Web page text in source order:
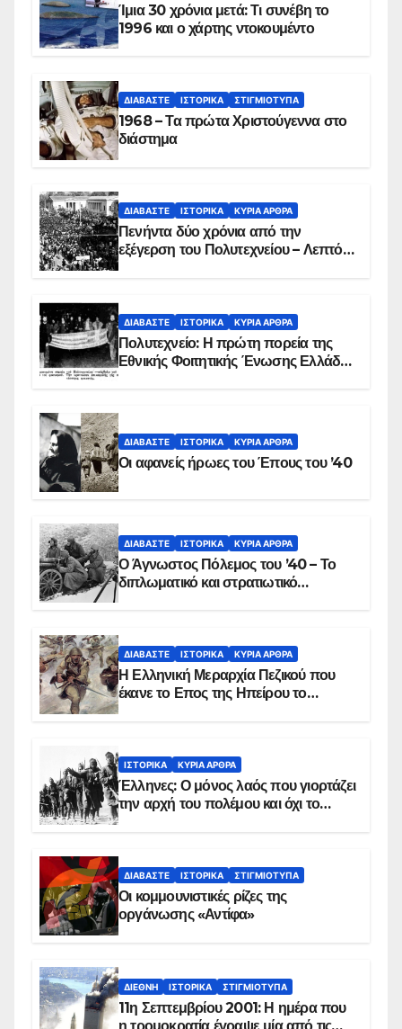
Ίμια 30 χρόνια μετά: Τι συνέβη το
1996 και ο χάρτης ντοκουμέντο
ΔΙΑΒΆΣΤΕ ΙΣΤΟΡΙΚΆ ΣΤΙΓΜΙΌΤΥΠΑ
1968 – Τα πρώτα Χριστούγεννα στο
διάστημα
ΔΙΑΒΆΣΤΕ ΙΣΤΟΡΙΚΆ ΚΥΡΙΑ ΑΡΘΡΑ
Πενήντα δύο χρόνια από την
εξέγερση του Πολυτεχνείου – Λεπτό
ΔΙΑΒΆΣΤΕ ΙΣΤΟΡΙΚΆ ΚΥΡΙΑ ΑΡΘΡΑ
Πολυτεχνείο: Η πρώτη πορεία της
Εθνικής Φοιτητικής Ένωσης Ελλάδος
ΔΙΑΒΆΣΤΕ ΙΣΤΟΡΙΚΆ ΚΥΡΙΑ ΑΡΘΡΑ
Οι αφανείς ήρωες του Έπους του ’40
ΔΙΑΒΆΣΤΕ ΙΣΤΟΡΙΚΆ ΚΥΡΙΑ ΑΡΘΡΑ
Ο Άγνωστος Πόλεμος του ’40 – Το
διπλωματικό και στρατιωτικό
ΔΙΑΒΆΣΤΕ ΙΣΤΟΡΙΚΆ ΚΥΡΙΑ ΑΡΘΡΑ
Η Ελληνική Μεραρχία Πεζικού που
έκανε το Επος της Ηπείρου το
ΙΣΤΟΡΙΚΆ ΚΥΡΙΑ ΑΡΘΡΑ
Έλληνες: Ο μόνος λαός που γιορτάζει
την αρχή του πολέμου και όχι το
ΔΙΑΒΆΣΤΕ ΙΣΤΟΡΙΚΆ ΣΤΙΓΜΙΌΤΥΠΑ
Οι κομμουνιστικές ρίζες της
οργάνωσης «Αντίφα»
ΔΙΕΘΝΉ ΙΣΤΟΡΙΚΆ ΣΤΙΓΜΙΌΤΥΠΑ
11η Σεπτεμβρίου 2001: Η ημέρα που
η τρομοκρατία έγραψε μία από τις